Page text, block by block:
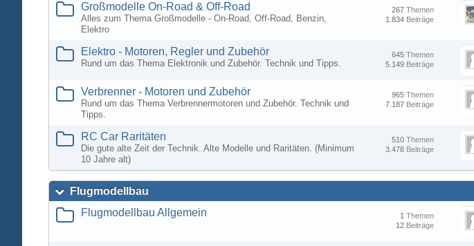
Großmodelle On-Road & Off-Road
Alles zum Thema Großmodelle - On-Road, Off-Road, Benzin,
Elektro
Themen
267
Beiträge
1.834
Elektro - Motoren, Regler und Zubehör
Rund um das Thema Elektronik und Zubehör. Technik und Tipps.
Themen
645
Beiträge
5.149
Verbrenner - Motoren und Zubehör
Rund um das Thema Verbrennermotoren und Zubehör. Technik und
Tipps.
Themen
965
Beiträge
7.187
RC Car Raritäten
Die gute alte Zeit der Technik. Alte Modelle und Raritäten. (Minimum
10 Jahre alt)
Themen
510
Beiträge
3.478
Flugmodellbau
Flugmodellbau Allgemein
Themen
1
Beiträge
12